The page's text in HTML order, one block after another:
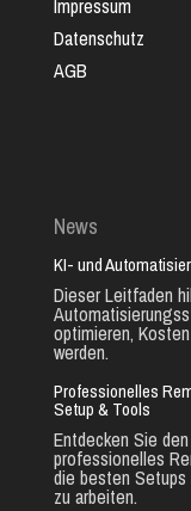
Impressum
Datenschutz
AGB
News
KI- und
Dieser Leitfaden
optimieren,
werden.
Professionelles
Setup & Tools
Entdecken Sie
professionelles
die besten Setups
zu arbeiten.